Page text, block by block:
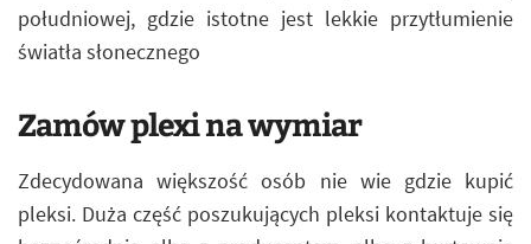
południowej, gdzie istotne jest lekkie przytłumienie
światła słonecznego
Zamów plexi na wymiar
Zdecydowana większość osób nie wie gdzie kupić
pleksi. Duża część poszukujących pleksi kontaktuje się